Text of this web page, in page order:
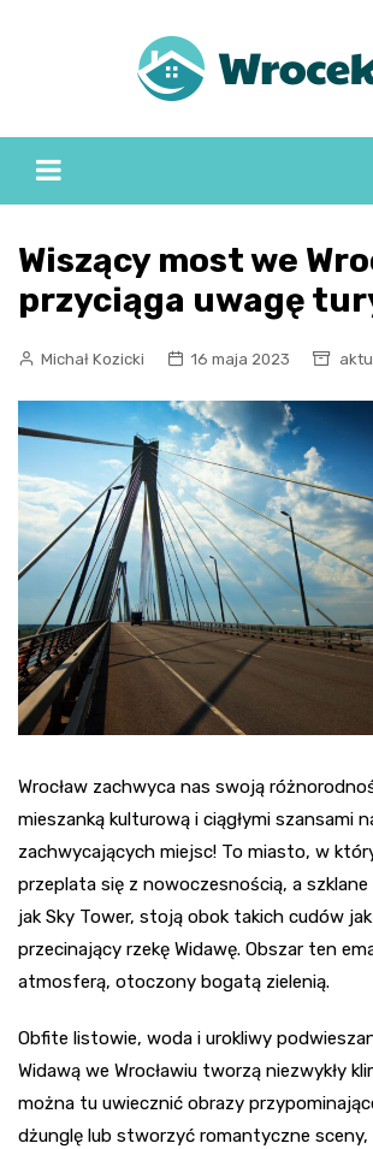
Wiszący most we
przyciąga uwagę
Michał Kozicki 16 maja 2023
Wrocław zachwyca nas swoją
mieszanką kulturową i ciągłymi szansami
zachwycających miejsc! To miasto, w
przeplata się z nowoczesnością, a
jak Sky Tower, stoją obok takich cudów
przecinający rzekę Widawę. Obszar ten
atmosferą, otoczony bogatą zielenią.
Obfite listowie, woda i urokliwy
Widawą we Wrocławiu tworzą niezwykły
można tu uwiecznić obrazy
dżunglę lub stworzyć romantyczne